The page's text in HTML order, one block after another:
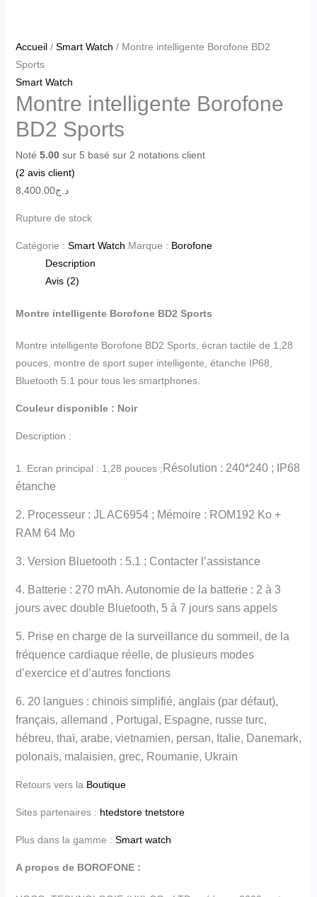
Accueil/ Smart Watch / Montre intelligente Borofone BD2
Sports
Smart Watch
Montre intelligente Borofone
BD2 Sports
Noté 5.00sur 5 basé sur 2 notations client
(2 avis client)
د.ج8,400.00
Rupture de stock
Catégorie : Smart Watch Marque : Borofone
Description
Avis (2)
Montre intelligente Borofone BD2 Sports
Montre intelligente Borofone BD2 Sports, écran tactile de 1,28
pouces, montre de sport super intelligente, étanche IP68,
Bluetooth 5.1 pour tous les smartphones.
Couleur disponible : Noir
Description :
1. Ecran principal : 1,28 pouces ; Résolution : 240*240 ; IP68
étanche
2. Processeur : JL AC6954 ; Mémoire : ROM192 Ko +
RAM 64 Mo
3. Version Bluetooth : 5.1 ; Contacter l’assistance
4. Batterie : 270 mAh. Autonomie de la batterie : 2 à 3
jours avec double Bluetooth, 5 à 7 jours sans appels
5. Prise en charge de la surveillance du sommeil, de la
fréquence cardiaque réelle, de plusieurs modes
d’exercice et d’autres fonctions
6. 20 langues : chinois simplifié, anglais (par défaut),
français, allemand , Portugal, Espagne, russe turc,
hébreu, thaï, arabe, vietnamien, persan, Italie, Danemark,
polonais, malaisien, grec, Roumanie, Ukrain
Retours vers la Boutique
Sites partenaires : htedstore tnetstore
Plus dans la gamme : Smart watch
A propos de BOROFONE :